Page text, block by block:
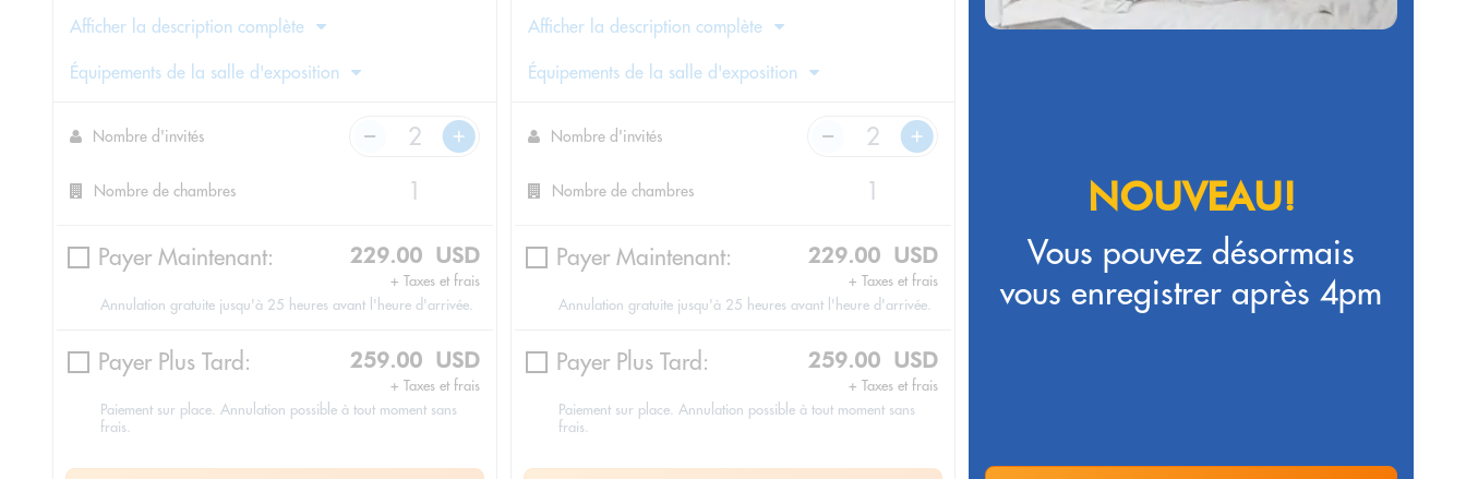
Afficher la description complète
Équipements de la salle d'exposition
Nombre d'invités
Nombre de chambres
Payer Maintenant: 229.00 USD
+ Taxes et frais
Annulation gratuite jusqu'à 25 heures avant l'heure d'arrivée.
Payer Plus Tard: 259.00 USD
+ Taxes et frais
Paiement sur place. Annulation possible à tout moment sans
frais.
Afficher la description complète
Équipements de la salle d'exposition
Nombre d'invités
Nombre de chambres
Payer Maintenant: 229.00 USD
+ Taxes et frais
Annulation gratuite jusqu'à 25 heures avant l'heure d'arrivée.
Payer Plus Tard: 259.00 USD
+ Taxes et frais
Paiement sur place. Annulation possible à tout moment sans
frais.
NOUVEAU!
Vous pouvez désormais
vous enregistrer après 4pm